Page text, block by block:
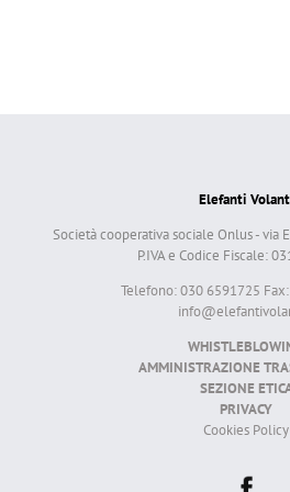
Elefanti
Società cooperativa sociale Onlus - via
P.IVA e Codice Fiscale:
Telefono: 030 6591725
AMMINISTRAZIONE
SEZIONE
PRIVACY
Cookies Policy